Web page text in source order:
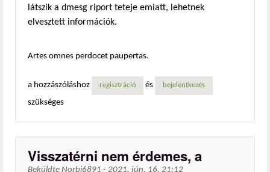
látszik a dmesg riport teteje emiatt, lehetnek
elvesztett információk.
Artes omnes perdocet paupertas.
a hozzászóláshoz regisztráció és bejelentkezés
szükséges
Visszatérni nem érdemes, a
Beküldte Norbi6891 - 2021. jún. 16. 21:12